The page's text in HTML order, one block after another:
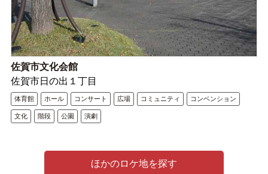
佐賀市文化会館
佐賀市日の出１丁目
体育館 ホール コンサート 広場 コミュニティ コンベンション
文化 階段 公園 演劇
ほかのロケ地を探す